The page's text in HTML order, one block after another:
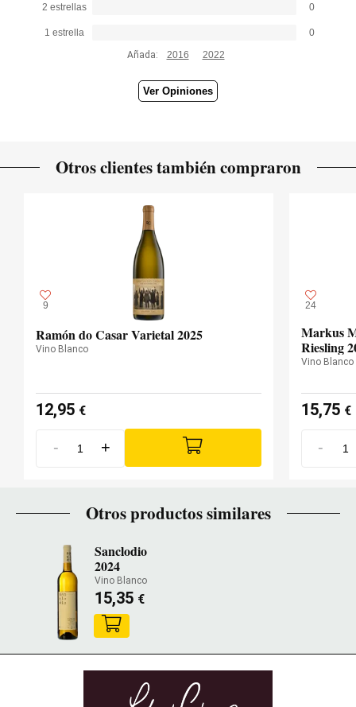
2 estrellas 0
1 estrella
0
Añada:
2016 2022
Ver Opiniones
Otros clientes también compraron
9
Ramón do Casar Varietal 2025
Vino Blanco
12,95 €
- +
24
Markus
Riesling
Vino Blanco
15,75 €
-
Otros productos similares
Sanclodio
2024
Vino Blanco
15,35 €